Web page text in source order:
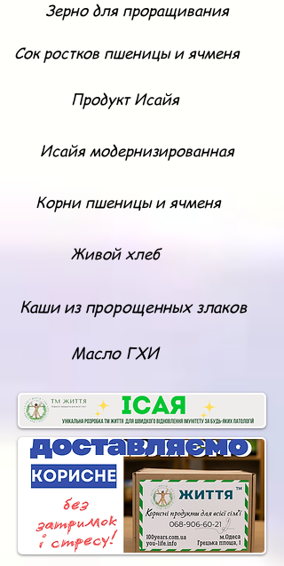
Зерно для проращивания
Сок ростков пшеницы и ячменя
Продукт Исайя
Исайя модернизированная
Корни пшеницы и ячменя
Живой хлеб
Каши из пророщенных злаков
Масло ГХИ